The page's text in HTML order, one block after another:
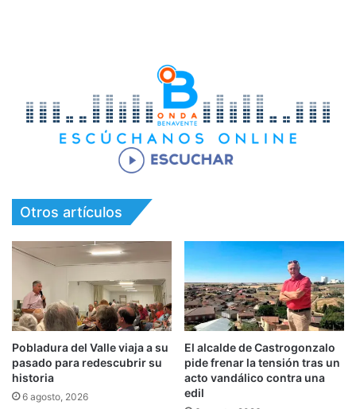
Otros artículos
Pobladura del Valle viaja a su
pasado para redescubrir su
historia
6 agosto, 2026
El alcalde de Castrogonzalo
pide frenar la tensión tras un
acto vandálico contra una
edil